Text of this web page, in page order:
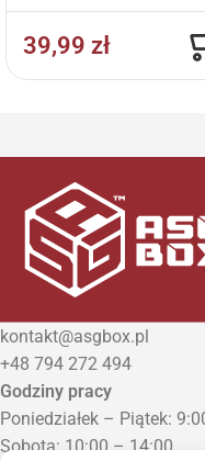
39,99 zł
kontakt@asgbox.pl
+48 794 272 494
Godziny pracy
Poniedziałek – Piątek:
Sobota: 10:00 – 14:00